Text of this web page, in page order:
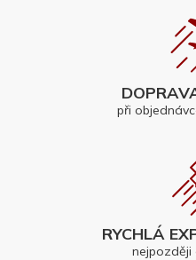
při
RYCHLÁ
nejpozději